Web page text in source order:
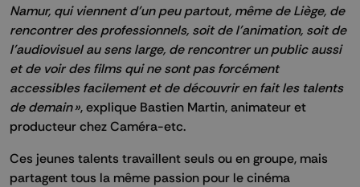
Namur, qui viennent d'un peu partout, même de Liège, de
rencontrer des professionnels, soit de l'animation, soit de
l'audiovisuel au sens large, de rencontrer un public aussi
et de voir des films qui ne sont pas forcément
accessibles facilement et de découvrir en fait les talents
de demain », explique Bastien Martin, animateur et
producteur chez Caméra-etc.
Ces jeunes talents travaillent seuls ou en groupe, mais
partagent tous la même passion pour le cinéma